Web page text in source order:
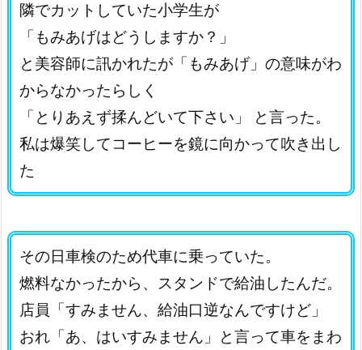
隣でカットしていた小学生が
「もみあげはどうしますか？」
と美容師に訊かれたが「もみあげ」の意味がわ
からなかったらしく
「とりあえず揉んどいて下さい」 と言った。
私は爆笑してコーヒーを鏡に向かって吹き出し
た
その日車検のため代車に乗っていた。
燃料なかったから、スタンドで給油したんだ。
店員「すみません、給油口逆なんですけど」
おれ「あ、はいすみません」と言って車をまわ